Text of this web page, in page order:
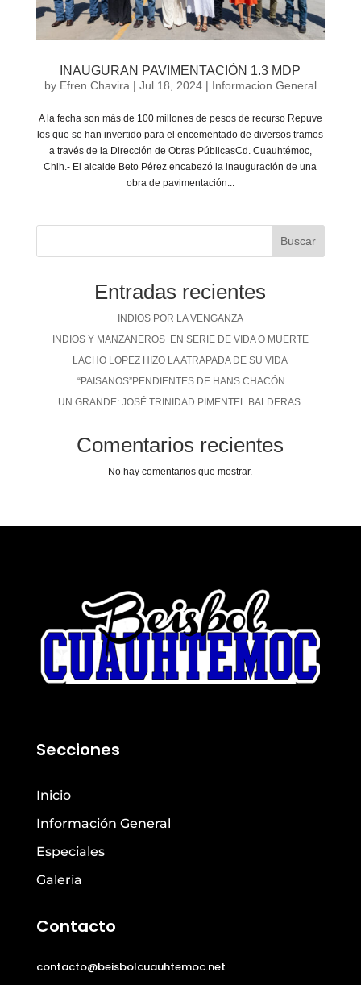
INAUGURAN PAVIMENTACIÓN 1.3 MDP
by Efren Chavira| Jul 18, 2024| Informacion General
A la fecha son más de 100 millones de pesos de recurso Repuve
los que se han invertido para el encementado de diversos tramos
a través de la Dirección de Obras PúblicasCd. Cuauhtémoc,
Chih.- El alcalde Beto Pérez encabezó la inauguración de una
obra de pavimentación...
Buscar
Entradas recientes
INDIOS POR LA VENGANZA
INDIOS Y MANZANEROS EN SERIE DE VIDA O MUERTE
LACHO LOPEZ HIZO LA ATRAPADA DE SU VIDA
“PAISANOS”PENDIENTES DE HANS CHACÓN
UN GRANDE: JOSÉ TRINIDAD PIMENTEL BALDERAS.
Comentarios recientes
No hay comentarios que mostrar.
Secciones
Inicio
Información General
Especiales
Galeria
Contacto
contacto@beisbolcuauhtemoc.net